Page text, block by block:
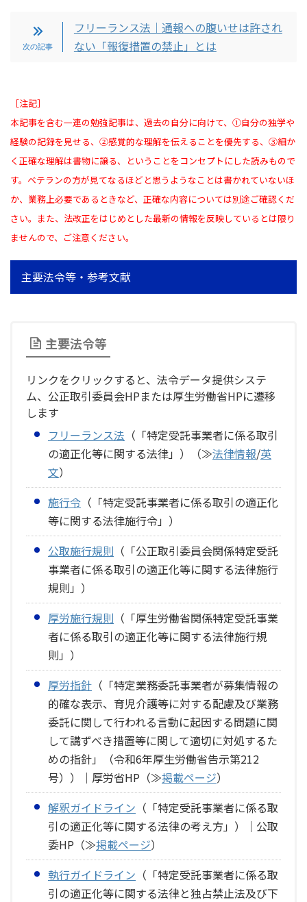
フリーランス法｜通報への腹いせは許され
ない「報復措置の禁止」とは
［注記］
本記事を含む一連の勉強記事は、過去の自分に向けて、①自分の独学や
経験の記録を見せる、②感覚的な理解を伝えることを優先する、③細か
く正確な理解は書物に譲る、ということをコンセプトにした読みもので
す。ベテランの方が見てなるほどと思うようなことは書かれていないほ
か、業務上必要であるときなど、正確な内容については別途ご確認くだ
さい。また、法改正をはじめとした最新の情報を反映しているとは限り
ませんので、ご注意ください。
主要法令等・参考文献
主要法令等
リンクをクリックすると、法令データ提供システ
ム、公正取引委員会HPまたは厚生労働省HPに遷移
します
フリーランス法 （「特定受託事業者に係る取引
の適正化等に関する法律」）（≫法律情報/英
文）
施行令 （「特定受託事業者に係る取引の適正化
等に関する法律施行令」）
公取施行規則 （「公正取引委員会関係特定受託
事業者に係る取引の適正化等に関する法律施行
規則」）
厚労施行規則 （「厚生労働省関係特定受託事業
者に係る取引の適正化等に関する法律施行規
則」）
厚労指針 （「特定業務委託事業者が募集情報の
的確な表示、育児介護等に対する配慮及び業務
委託に関して行われる言動に起因する問題に関
して講ずべき措置等に関して適切に対処するた
めの指針」（令和6年厚生労働省告示第212
号））｜厚労省HP（≫掲載ページ）
解釈ガイドライン （「特定受託事業者に係る取
引の適正化等に関する法律の考え方」）｜公取
委HP（≫掲載ページ）
執行ガイドライン （「特定受託事業者に係る取
引の適正化等に関する法律と独占禁止法及び下